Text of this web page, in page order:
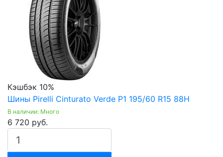
Кэшбэк 10%
Шины Pirelli Cinturato Verde P1 195/60 R15 88H
В наличии: Много
6 720 руб.